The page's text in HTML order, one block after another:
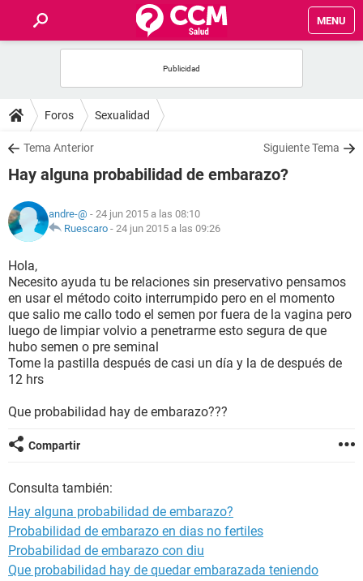
MENU
FOROS
SALUD
FAMILIA
NUTRICIÓN
BIENESTAR
SEXUALIDAD
GLOSARIO
Foros Sexualidad
Tema Anterior Siguiente Tema
Hay alguna probabilidad de embarazo?
andre-@ - 24 jun 2015 a las 08:10
Ruescaro - 24 jun 2015 a las 09:26
Hola,
Necesito ayuda tu be relaciones sin preservativo pensamos
en usar el método coito interrumpido pero en el momento
que salio me callo todo el semen por fuera de la vagina pero
luego de limpiar volvio a penetrarme esto segura de que
hubo semen o pre seminal
Tome la pastilla después de casi un día y la de después de
12 hrs
Que probabilidad hay de embarazo???
Compartir
Consulta también:
Hay alguna probabilidad de embarazo?
Probabilidad de embarazo en dias no fertiles
Probabilidad de embarazo con diu
Que probabilidad hay de quedar embarazada teniendo